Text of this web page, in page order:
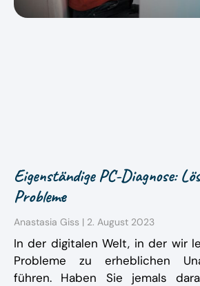
Eigenständige PC-Diagnose:
Probleme
Anastasia Giss 2. August 2023
In der digitalen Welt, in der wir
Probleme zu erheblichen
führen. Haben Sie jemals